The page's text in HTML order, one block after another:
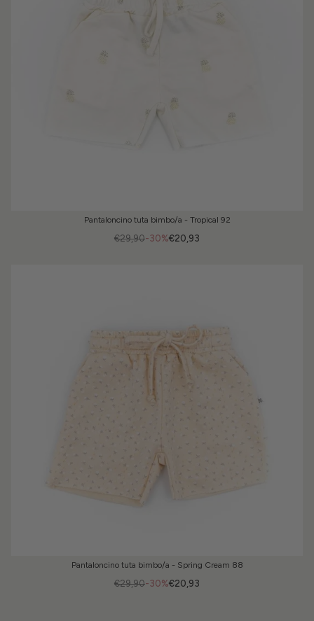
Pantaloncino tuta bimbo/a - Tropical 92
-30%
€29,90 €20,93
Pantaloncino tuta bimbo/a - Spring Cream 88
-30%
€29,90 €20,93